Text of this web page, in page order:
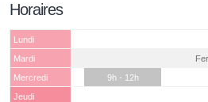
Horaires
Lundi
Mardi
Mercredi
9h - 12h
Jeudi